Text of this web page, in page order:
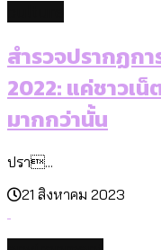
สำรวจปรากฏก
2022: แค่ชาวเน็
มากกว่านั้น
ปรา...
21 สิงหาคม 2023